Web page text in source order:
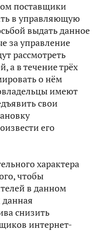
поставщики
в управляющую
выдать данное
за управление
рассмотреть
а в течение трёх
о нём
имеют
свои
его
характера
чтобы
в данном
снизить
интернет-